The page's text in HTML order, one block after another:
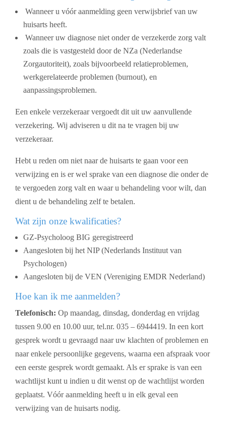
Wanneer u vóór aanmelding geen verwijsbrief van uw
huisarts heeft.
Wanneer uw diagnose niet onder de verzekerde zorg valt
zoals die is vastgesteld door de NZa (Nederlandse
Zorgautoriteit), zoals bijvoorbeeld relatieproblemen,
werkgerelateerde problemen (burnout), en
aanpassingsproblemen.
Een enkele verzekeraar vergoedt dit uit uw aanvullende
verzekering. Wij adviseren u dit na te vragen bij uw
verzekeraar.
Hebt u reden om niet naar de huisarts te gaan voor een
verwijzing en is er wel sprake van een diagnose die onder de
te vergoeden zorg valt en waar u behandeling voor wilt, dan
dient u de behandeling zelf te betalen.
Wat zijn onze kwalificaties?
GZ-Psycholoog BIG geregistreerd
Aangesloten bij het NIP (Nederlands Instituut van
Psychologen)
Aangesloten bij de VEN (Vereniging EMDR Nederland)
Hoe kan ik me aanmelden?
Telefonisch: Op maandag, dinsdag, donderdag en vrijdag
tussen 9.00 en 10.00 uur, tel.nr. 035 – 6944419. In een kort
gesprek wordt u gevraagd naar uw klachten of problemen en
naar enkele persoonlijke gegevens, waarna een afspraak voor
een eerste gesprek wordt gemaakt. Als er sprake is van een
wachtlijst kunt u indien u dit wenst op de wachtlijst worden
geplaatst. Vóór aanmelding heeft u in elk geval een
verwijzing van de huisarts nodig.